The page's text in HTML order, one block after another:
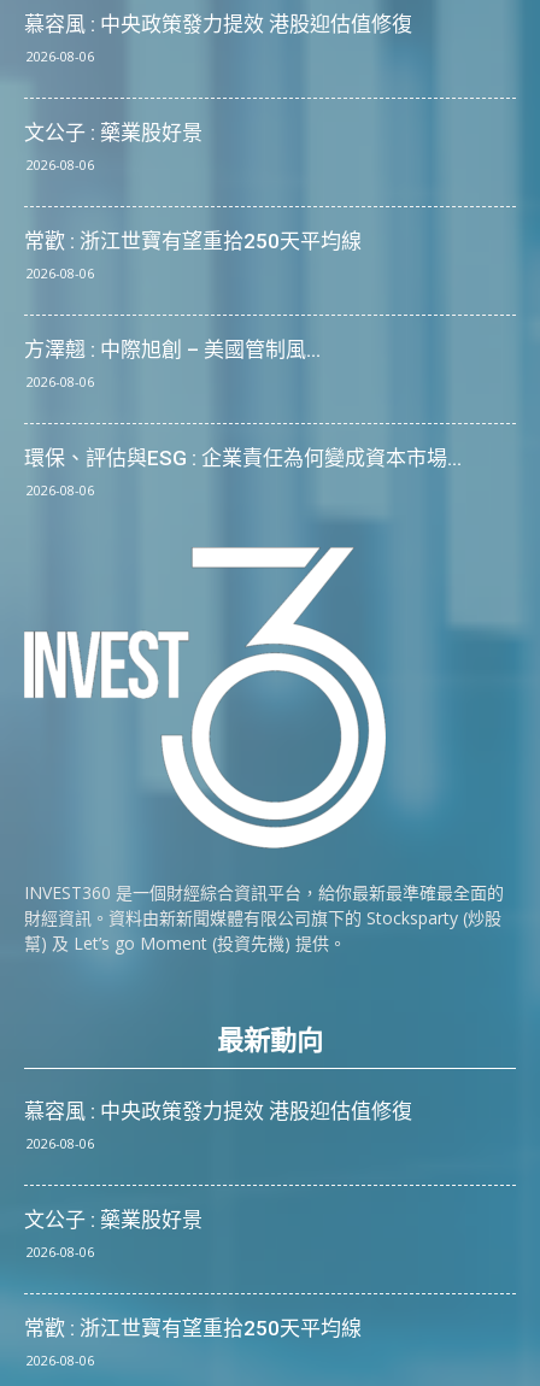
慕容風 : 中央政策發力提效 港股迎估值修復
2026-08-06
文公子 : 藥業股好景
2026-08-06
常歡 : 浙江世寶有望重拾250天平均線
2026-08-06
方澤翹 : 中際旭創 – 美國管制風...
2026-08-06
環保、評估與ESG : 企業責任為何變成資本市場...
2026-08-06
INVEST360 是一個財經綜合資訊平台，給你最新最準確最全面的
財經資訊。資料由新新聞媒體有限公司旗下的 Stocksparty (炒股
幫) 及 Let’s go Moment (投資先機) 提供。
最新動向
慕容風 : 中央政策發力提效 港股迎估值修復
2026-08-06
文公子 : 藥業股好景
2026-08-06
常歡 : 浙江世寶有望重拾250天平均線
2026-08-06